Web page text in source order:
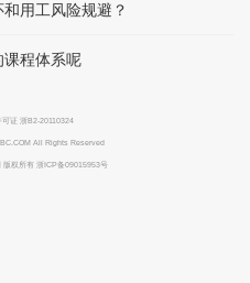
用工风险规避？
课程体系呢
可证 浙B2-20110324
All Rights Reserved
版权所有 浙ICP备09015953号